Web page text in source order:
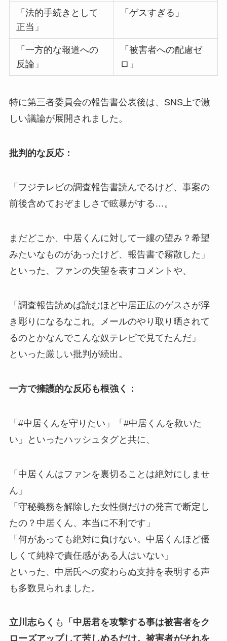
「法的手続きとして
正当」
「ゲスすぎる」
「一方的な報道への
反論」
「被害者への配慮ゼ
ロ」
特に第三者委員会の報告書公表後は、SNS上で激
しい議論が展開されました。
批判的な反応：
「フジテレビの調査報告書読んでるけど、事案の
前後含めておぞましさで眩暴がする…。
まだどこか、中居くんに対して一縷の望み？希望
みたいなものがあったけど、報告書で霧散した」
といった、ファンの失望を表すコメントや、
「調査報告読めば読むほど中居正広のゲスさが浮
き彫りになるなこれ。メールのやり取り晒されて
るのとかなんでこんな奴テレビで見てたんだ」
といった厳しい批判が続出。
一方で擁護的な反応も根強く：
「#中居くんを守りたい」「#中居くんを救いた
い」といったハッシュタグと共に、
「中居くんはファンを裏切ることは絶対にしませ
ん」
「守秘義務を解除した女性側だけの発言で断定し
たの？中居くん、本当に不利です」
「何があっても絶対に負けない。中居くんほど優
しくて純粋で責任感がある人はいない」
といった、中居氏への変わらぬ支持を表明する声
も多数見られました。
立川志らく も
「中居君を攻撃する事は被害者をク
ローズアップして苦しめるだけ。被害者がそれを